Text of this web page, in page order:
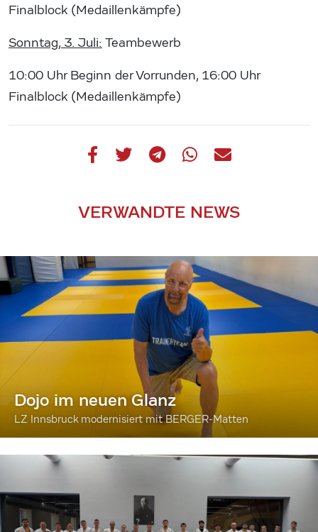
Finalblock (Medaillenkämpfe)
Sonntag, 3. Juli: Teambewerb
10:00 Uhr Beginn der Vorrunden, 16:00 Uhr
Finalblock (Medaillenkämpfe)
VERWANDTE NEWS
Dojo im neuen Glanz
LZ Innsbruck modernisiert mit BERGER-Matten